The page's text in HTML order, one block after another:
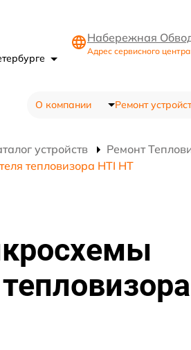
Набережная
Адрес сервисного
О компании Ремонт
устройств Ремонт
тепловизора HTI HT